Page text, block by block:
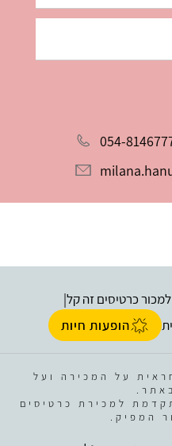
054-
כרטיסים זה קל
הופעות חיות
על המכירה ועל
למכירת כרטיסים
המפיק.